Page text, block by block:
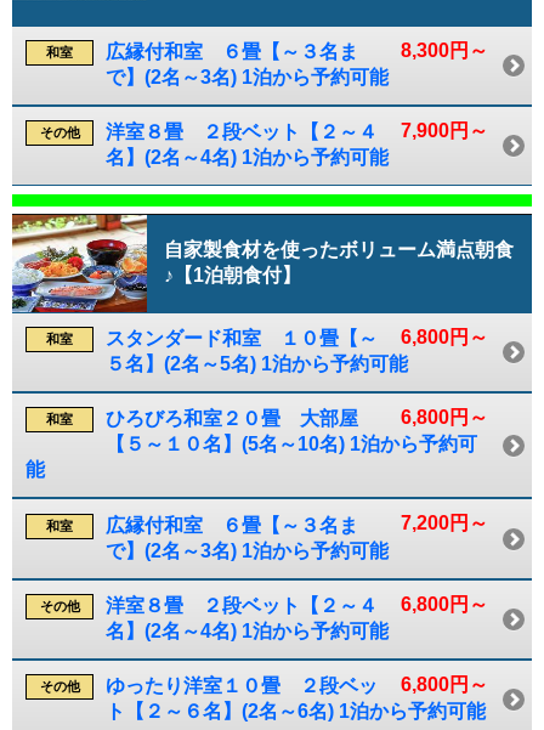
8,300円～
和室
広縁付和室 ６畳【～３名ま
で】(2名～3名) 1泊から予約可能
7,900円～
その他
洋室８畳 ２段ベット【２～４
名】(2名～4名) 1泊から予約可能
自家製食材を使ったボリューム満点朝食
♪【1泊朝食付】
6,800円～
和室
スタンダード和室 １０畳【～
５名】(2名～5名) 1泊から予約可能
6,800円～
和室
ひろびろ和室２０畳 大部屋
【５～１０名】(5名～10名) 1泊から予約可
能
7,200円～
和室
広縁付和室 ６畳【～３名ま
で】(2名～3名) 1泊から予約可能
6,800円～
その他
洋室８畳 ２段ベット【２～４
名】(2名～4名) 1泊から予約可能
6,800円～
その他
ゆったり洋室１０畳 ２段ベッ
ト【２～６名】(2名～6名) 1泊から予約可能